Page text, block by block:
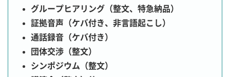
グループヒアリング（整文、特急納品）
証拠音声（ケバ付き、非言語起こし）
通話録音（ケバ付き）
団体交渉（整文）
シンポジウム（整文）